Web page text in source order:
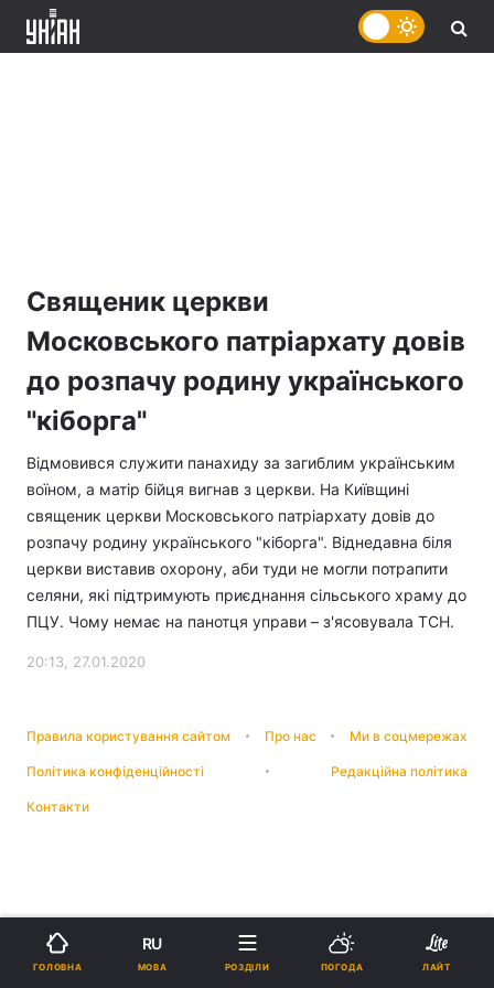
Священик церкви
Московського патріархату довів
до розпачу родину українського
"кіборга"
Відмовився служити панахиду за загиблим українським
воїном, а матір бійця вигнав з церкви. На Київщині
священик церкви Московського патріархату довів до
розпачу родину українського "кіборга". Віднедавна біля
церкви виставив охорону, аби туди не могли потрапити
селяни, які підтримують приєднання сільського храму до
ПЦУ. Чому немає на панотця управи – з'ясовувала ТСН.
20:13, 27.01.2020
Правила користування сайтом Про нас Ми в соцмережах
Політика конфіденційності Редакційна політика
Контакти
ГОЛОВНА
RU
МОВА РОЗДІЛИ ПОГОДА ЛАЙТ